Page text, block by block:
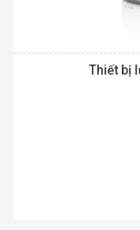
Thiết bị